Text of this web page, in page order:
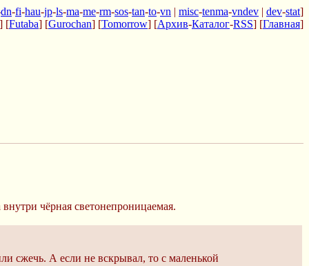
dn-fi-hau-jp-ls-ma-me-rm-sos-tan-to-vn | misc-tenma-vndev | dev-stat]
] [Futaba] [Gurochan] [Tomorrow] [Архив-Каталог-RSS] [Главная]
чёрная светонепроницаемая.
сжечь. А если не вскрывал, то с маленькой